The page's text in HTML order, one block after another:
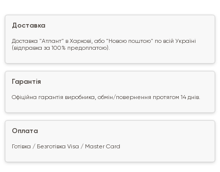
Доставка
Доставка "Атлант" в Харкові, або "Новою поштою" по всій Україні
(відправка за 100% предоплатою).
Гарантія
Офіційна гарантія виробника, обмін/повернення протягом 14 днів.
Оплата
Готівка / Безготівка Visa / Master Card